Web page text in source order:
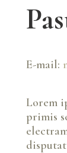
E-mail:
Lorem
primis